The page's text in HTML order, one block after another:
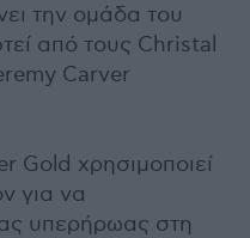
την ομάδα του
από τους Christal
Carver
Gold χρησιμοποιεί
για να
υπερήρωας στη